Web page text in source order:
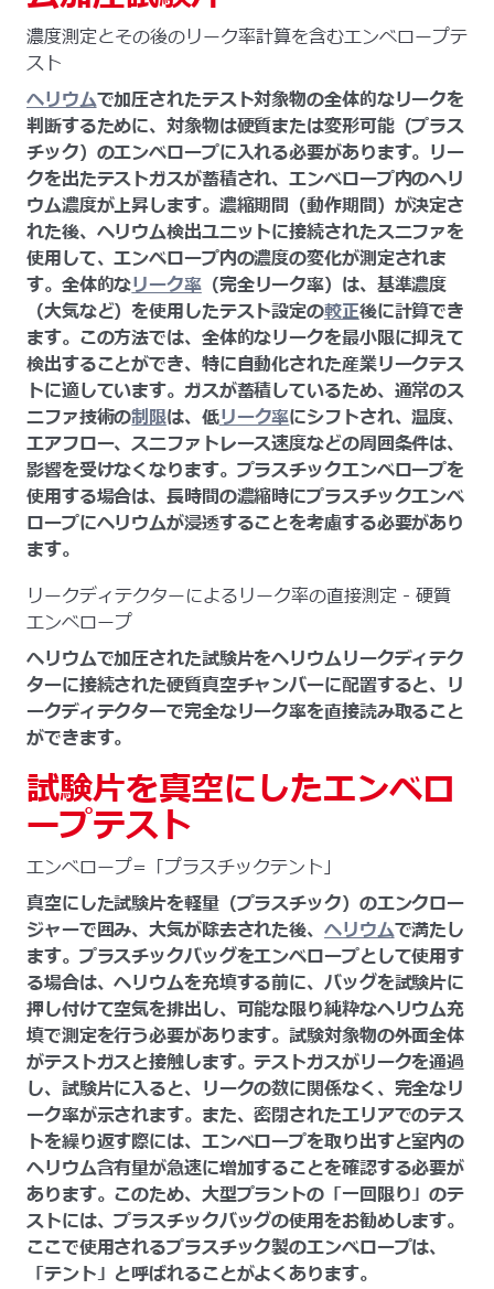
濃度測定とその後のリーク率計算を含むエンベロープテ
スト
ヘリウムで加圧されたテスト対象物の全体的なリークを
判断するために、対象物は硬質または変形可能（プラス
チック）のエンベロープに入れる必要があります。リー
クを出たテストガスが蓄積され、エンベロープ内のヘリ
ウム濃度が上昇します。濃縮期間（動作期間）が決定さ
れた後、ヘリウム検出ユニットに接続されたスニファを
使用して、エンベロープ内の濃度の変化が測定されま
す。全体的なリーク率（完全リーク率）は、基準濃度
（大気など）を使用したテスト設定の較正後に計算でき
ます。この方法では、全体的なリークを最小限に抑えて
検出することができ、特に自動化された産業リークテス
トに適しています。ガスが蓄積しているため、通常のス
ニファ技術の制限は、低リーク率にシフトされ、温度、
エアフロー、スニファトレース速度などの周囲条件は、
影響を受けなくなります。プラスチックエンベロープを
使用する場合は、長時間の濃縮時にプラスチックエンベ
ロープにヘリウムが浸透することを考慮する必要があり
ます。
リークディテクターによるリーク率の直接測定 - 硬質
エンベロープ
ヘリウムで加圧された試験片をヘリウムリークディテク
ターに接続された硬質真空チャンバーに配置すると、リ
ークディテクターで完全なリーク率を直接読み取ること
ができます。
試験片を真空にしたエンベロ
ープテスト
エンベロープ=「プラスチックテント」
真空にした試験片を軽量（プラスチック）のエンクロー
ジャーで囲み、大気が除去された後、ヘリウムで満たし
ます。プラスチックバッグをエンベロープとして使用す
る場合は、ヘリウムを充填する前に、バッグを試験片に
押し付けて空気を排出し、可能な限り純粋なヘリウム充
填で測定を行う必要があります。試験対象物の外面全体
がテストガスと接触します。テストガスがリークを通過
し、試験片に入ると、リークの数に関係なく、完全なリ
ーク率が示されます。また、密閉されたエリアでのテス
トを繰り返す際には、エンベロープを取り出すと室内の
ヘリウム含有量が急速に増加することを確認する必要が
あります。このため、大型プラントの「一回限り」のテ
ストには、プラスチックバッグの使用をお勧めします。
ここで使用されるプラスチック製のエンベロープは、
「テント」と呼ばれることがよくあります。